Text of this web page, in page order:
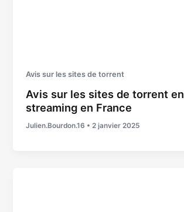
Avis sur les sites de torrent
Avis sur les sites de torrent en
streaming en France
Julien.Bourdon.16 •2 janvier 2025